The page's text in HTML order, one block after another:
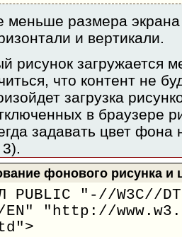
меньше размера
и вертикали.
рисунок загружается
что контент не
загрузка
в браузере
задавать цвет
фонового рисунка и
PUBLIC "-//W3C//
"http://